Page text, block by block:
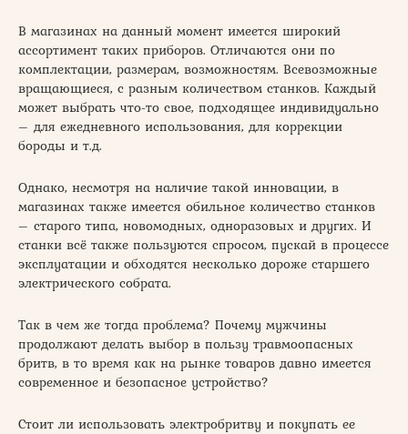
В магазинах на данный момент имеется широкий
ассортимент таких приборов. Отличаются они по
комплектации, размерам, возможностям. Всевозможные
вращающиеся, с разным количеством станков. Каждый
может выбрать что-то свое, подходящее индивидуально
– для ежедневного использования, для коррекции
бороды и т.д.
Однако, несмотря на наличие такой инновации, в
магазинах также имеется обильное количество станков
– старого типа, новомодных, одноразовых и других. И
станки всё также пользуются спросом, пускай в процессе
эксплуатации и обходятся несколько дороже старшего
электрического собрата.
Так в чем же тогда проблема? Почему мужчины
продолжают делать выбор в пользу травмоопасных
бритв, в то время как на рынке товаров давно имеется
современное и безопасное устройство?
Стоит ли использовать электробритву и покупать ее